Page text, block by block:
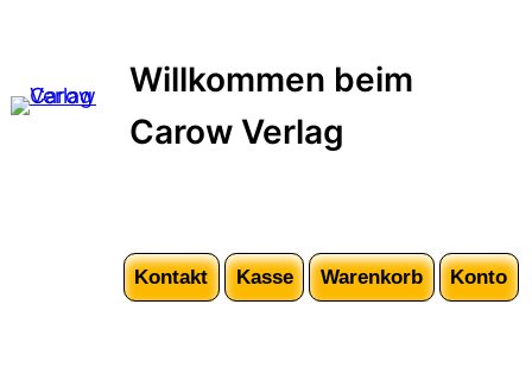
springen
Willkommen beim
Carow Verlag
Kontakt Kasse Warenkorb Konto